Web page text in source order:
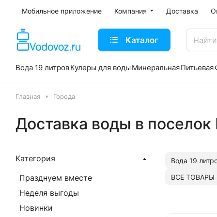
Мобильное приложение Компания Доставка
Каталог
Вода 19 литровКулеры для воды МинеральнаяПитьевая
Главная Города
Доставка воды в поселок
Вода 19
ВСЕ ТОВАРЫ
Категория
Празднуем вместе
Неделя выгоды
Новинки